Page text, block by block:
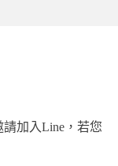
加入Line，若您